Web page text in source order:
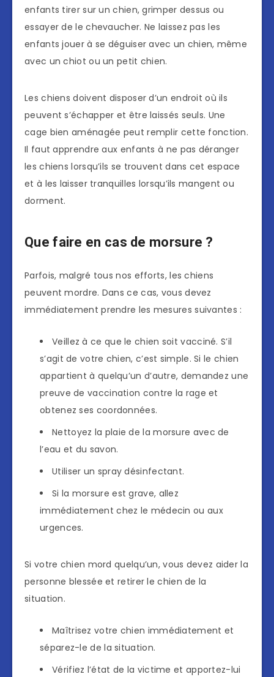
enfants tirer sur un chien, grimper dessus ou
essayer de le chevaucher. Ne laissez pas les
enfants jouer à se déguiser avec un chien, même
avec un chiot ou un petit chien.
Les chiens doivent disposer d’un endroit où ils
peuvent s’échapper et être laissés seuls. Une
cage bien aménagée peut remplir cette fonction.
Il faut apprendre aux enfants à ne pas déranger
les chiens lorsqu’ils se trouvent dans cet espace
et à les laisser tranquilles lorsqu’ils mangent ou
dorment.
Que faire en cas de morsure ?
Parfois, malgré tous nos efforts, les chiens
peuvent mordre. Dans ce cas, vous devez
immédiatement prendre les mesures suivantes :
Veillez à ce que le chien soit vacciné. S’il
s’agit de votre chien, c’est simple. Si le chien
appartient à quelqu’un d’autre, demandez une
preuve de vaccination contre la rage et
obtenez ses coordonnées.
Nettoyez la plaie de la morsure avec de
l’eau et du savon.
Utiliser un spray désinfectant.
Si la morsure est grave, allez
immédiatement chez le médecin ou aux
urgences.
Si votre chien mord quelqu’un, vous devez aider la
personne blessée et retirer le chien de la
situation.
Maîtrisez votre chien immédiatement et
séparez-le de la situation.
Vérifiez l’état de la victime et apportez-lui